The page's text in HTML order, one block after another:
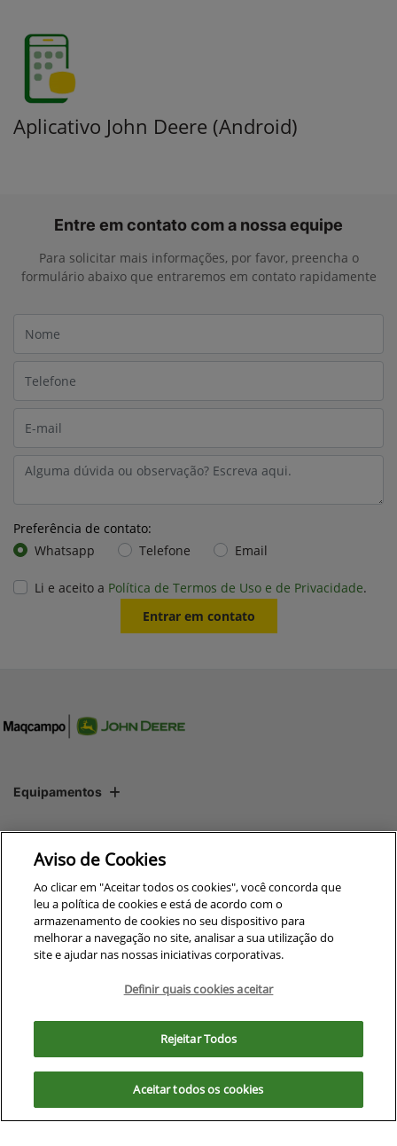
Aplicativo John Deere (Android)
Entre em contato com a nossa equipe
Para solicitar mais informações, por favor, preencha o
formulário abaixo que entraremos em contato rapidamente
Preferência de contato:
Whatsapp
Telefone Email
Li e aceito a Política de Termos de Uso e de Privacidade.
Entrar em contato
Equipamentos
Política de privacidade
CNPJ: 00.970.771/0006-16
No trânsito, enxergar o outro
Desenvolvido pela DEALERSPACE ® Direitos Reservados.
. Ao seguir com a navegação e visita você
concorda com nossas políticas.
Aviso de Cookies
Ao clicar em "Aceitar todos os cookies", você concorda que
leu a política de cookies e está de acordo com o
armazenamento de cookies no seu dispositivo para
melhorar a navegação no site, analisar a sua utilização do
site e ajudar nas nossas iniciativas corporativas.
Definir quais cookies aceitar
Rejeitar Todos
Aceitar todos os cookies